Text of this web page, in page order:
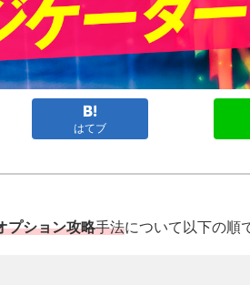
はてブ
プション攻略手法について以下の順